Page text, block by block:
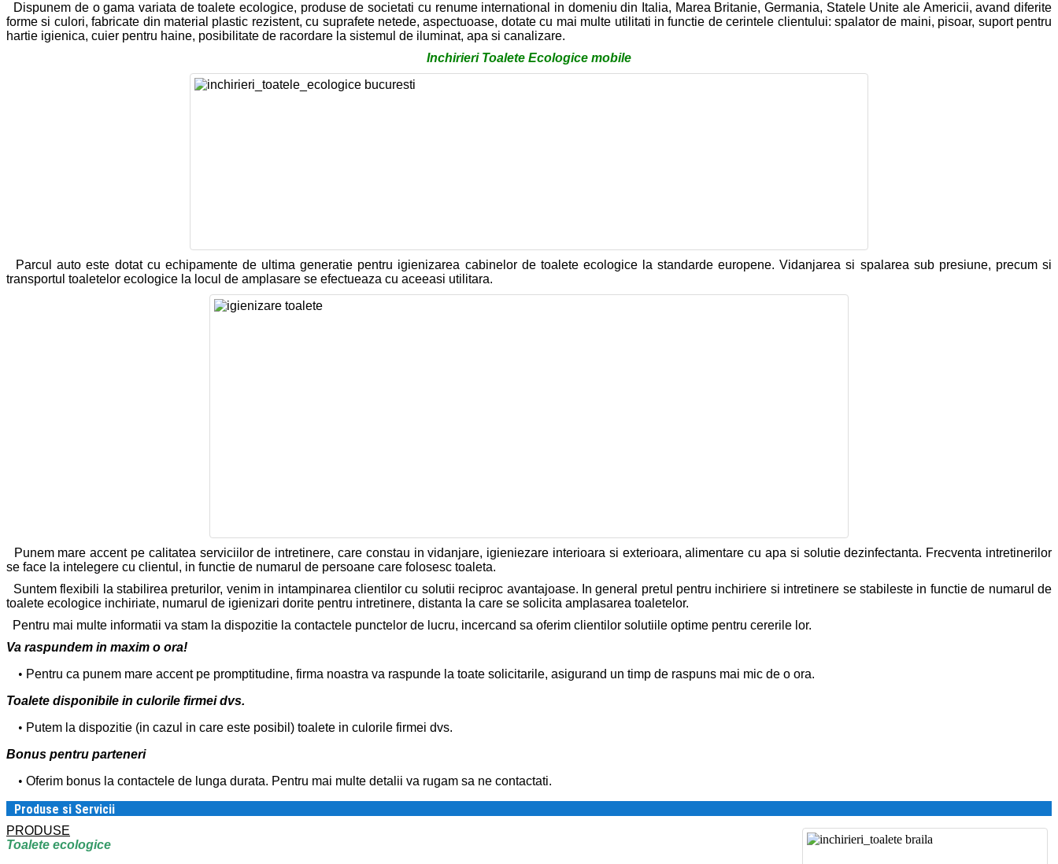
Dispunem de o gama variata de toalete ecologice, produse de societati cu renume international in domeniu din Italia, Marea Britanie, Germania, Statele Unite ale Americii, avand diferite
forme si culori, fabricate din material plastic rezistent, cu suprafete netede, aspectuoase, dotate cu mai multe utilitati in functie de cerintele clientului: spalator de maini, pisoar, suport pentru
hartie igienica, cuier pentru haine, posibilitate de racordare la sistemul de iluminat, apa si canalizare.
Inchirieri Toalete Ecologice mobile
Parcul auto este dotat cu echipamente de ultima generatie pentru igienizarea cabinelor de toalete ecologice la standarde europene. Vidanjarea si spalarea sub presiune, precum si
transportul toaletelor ecologice la locul de amplasare se efectueaza cu aceeasi utilitara.
Punem mare accent pe calitatea serviciilor de intretinere, care constau in vidanjare, igieniezare interioara si exterioara, alimentare cu apa si solutie dezinfectanta. Frecventa intretinerilor
se face la intelegere cu clientul, in functie de numarul de persoane care folosesc toaleta.
Suntem flexibili la stabilirea preturilor, venim in intampinarea clientilor cu solutii reciproc avantajoase. In general pretul pentru inchiriere si intretinere se stabileste in functie de numarul de
toalete ecologice inchiriate, numarul de igienizari dorite pentru intretinere, distanta la care se solicita amplasarea toaletelor.
Pentru mai multe informatii va stam la dispozitie la contactele punctelor de lucru, incercand sa oferim clientilor solutiile optime pentru cererile lor.
Va raspundem in maxim o ora!
Pentru ca punem mare accent pe promptitudine, firma noastra va raspunde la toate solicitarile, asigurand un timp de raspuns mai mic de o ora.
Toalete disponibile in culorile firmei dvs.
Putem la dispozitie (in cazul in care este posibil) toalete in culorile firmei dvs.
Bonus pentru parteneri
Oferim bonus la contactele de lunga durata. Pentru mai multe detalii va rugam sa ne contactati.
Produse si Servicii
PRODUSE
Toalete ecologice